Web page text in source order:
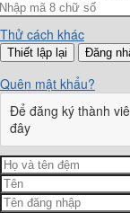
Thử cách khác
Đăng
Quên mật khẩu?
Để đăng ký thành
đây